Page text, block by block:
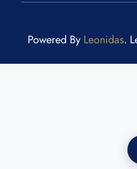
Powered By Leonidas.
Configurator